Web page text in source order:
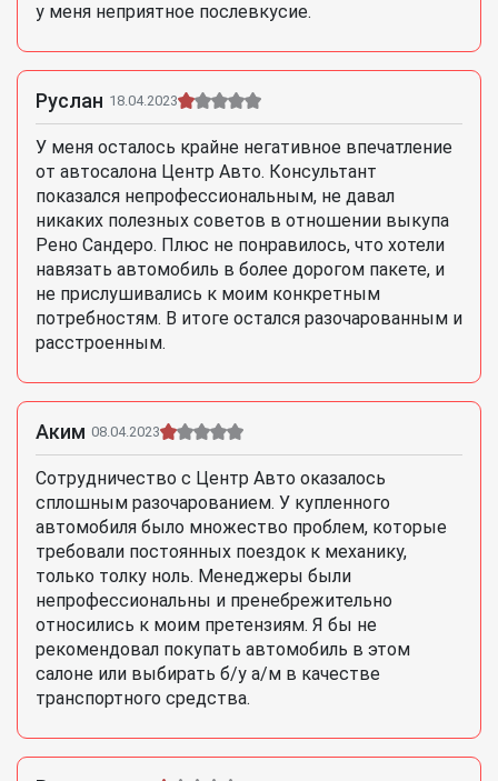
у меня неприятное послевкусие.
Руслан 18.04.2023
У меня осталось крайне негативное впечатление
от автосалона Центр Авто. Консультант
показался непрофессиональным, не давал
никаких полезных советов в отношении выкупа
Рено Сандеро. Плюс не понравилось, что хотели
навязать автомобиль в более дорогом пакете, и
не прислушивались к моим конкретным
потребностям. В итоге остался разочарованным и
расстроенным.
Аким 08.04.2023
Сотрудничество с Центр Авто оказалось
сплошным разочарованием. У купленного
автомобиля было множество проблем, которые
требовали постоянных поездок к механику,
только толку ноль. Менеджеры были
непрофессиональны и пренебрежительно
относились к моим претензиям. Я бы не
рекомендовал покупать автомобиль в этом
салоне или выбирать б/у а/м в качестве
транспортного средства.